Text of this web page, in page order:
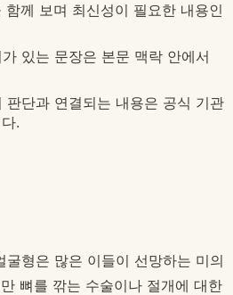
께 보며 최신성이 필요한 내용인
있는 문장은 본문 맥락 안에서
판단과 연결되는 내용은 공식 기관
.
형은 많은 이들이 선망하는 미의
뼈를 깎는 수술이나 절개에 대한